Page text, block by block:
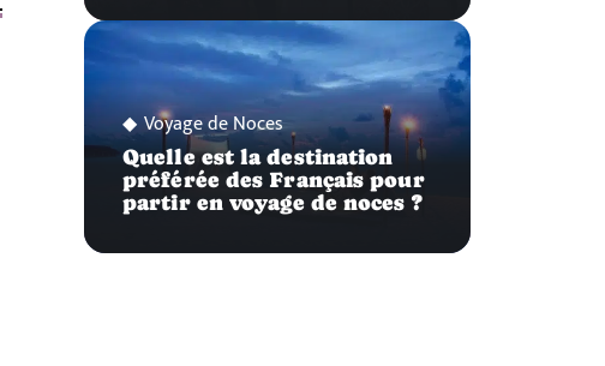
Voyage de Noces
Quelle est la destination
préférée des Français pour
partir en voyage de noces ?